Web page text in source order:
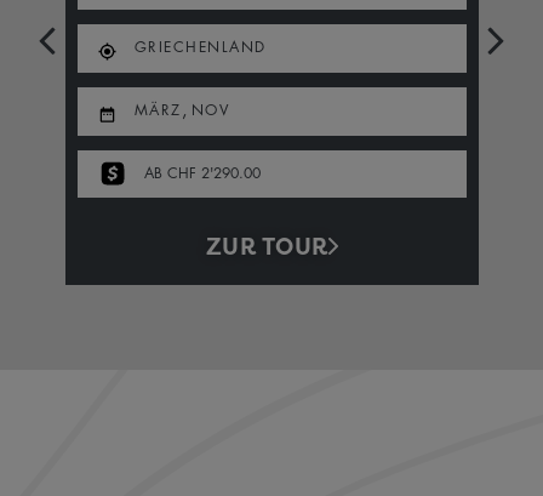
GRIECHENLAND
MÄRZ , NOV
AB CHF 2'290.00
ZUR TOUR